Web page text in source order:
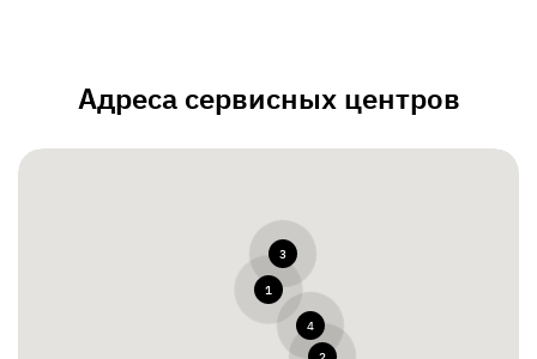
Адреса сервисных центров
1
3
4